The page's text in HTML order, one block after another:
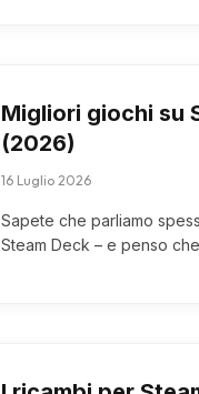
Migliori giochi su
(2026)
16 Luglio 2026
Sapete che parliamo
Steam Deck – e penso